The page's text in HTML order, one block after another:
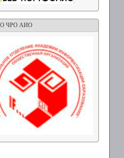
ЧРО АИО